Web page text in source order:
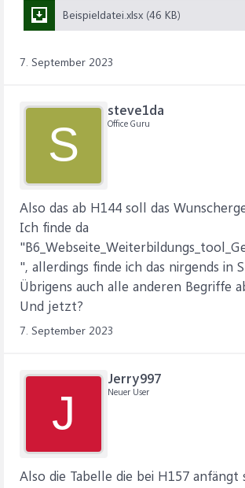
Beispieldatei.xlsx (46 KB)
7. September 2023
S
steve1da
Office Guru
Also das ab H144 soll das
Ich finde da
", allerdings finde ich das nirgends in
Übrigens auch alle anderen Begriffe
Und jetzt?
7. September 2023
J
Jerry997
Neuer User
Also die Tabelle die bei H157 anfängt